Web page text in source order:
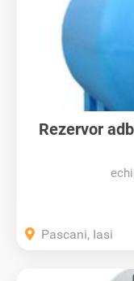
Rezervor
Pascani, Iasi